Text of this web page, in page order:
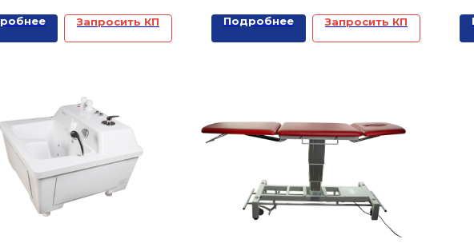
ванны для рук
радоновые и т.д.)
как самостоятельные
Запросить КП
механотерапии
Подробнее Запросить КП